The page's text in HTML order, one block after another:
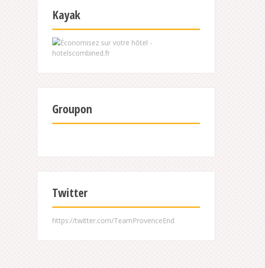
Kayak
Groupon
Twitter
https://twitter.com/TeamProvenceEnd